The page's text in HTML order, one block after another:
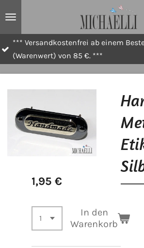
ab einem Bestellwert
von 85 €. ***
1,95 €
In den
Warenkorb